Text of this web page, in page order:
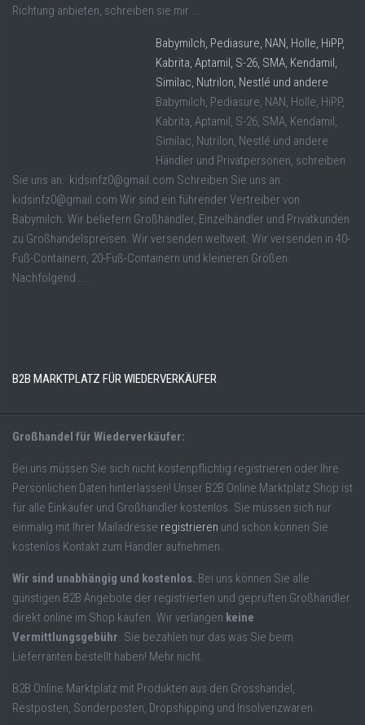
Richtung anbieten, schreiben sie mir ...
Babymilch, Pediasure, NAN, Holle, HiPP,
Kabrita, Aptamil, S-26, SMA, Kendamil,
Similac, Nutrilon, Nestlé und andere
Babymilch, Pediasure, NAN, Holle, HiPP,
Kabrita, Aptamil, S-26, SMA, Kendamil,
Similac, Nutrilon, Nestlé und andere
Händler und Privatpersonen, schreiben
Sie uns an: kidsinfz0@gmail.com Schreiben Sie uns an:
kidsinfz0@gmail.com Wir sind ein führender Vertreiber von
Babymilch. Wir beliefern Großhändler, Einzelhändler und Privatkunden
zu Großhandelspreisen. Wir versenden weltweit. Wir versenden in 40-
Fuß-Containern, 20-Fuß-Containern und kleineren Größen.
Nachfolgend ...
B2B MARKTPLATZ FÜR WIEDERVERKÄUFER
Großhandel für Wiederverkäufer:
Bei uns müssen Sie sich nicht kostenpflichtig registrieren oder Ihre
Persönlichen Daten hinterlassen! Unser B2B Online Marktplatz Shop ist
für alle Einkäufer und Großhändler kostenlos. Sie müssen sich nur
einmalig mit Ihrer Mailadresse registrieren und schon können Sie
kostenlos Kontakt zum Händler aufnehmen.
Wir sind unabhängig und kostenlos. Bei uns können Sie alle
günstigen B2B Angebote der registrierten und geprüften Großhändler
direkt online im Shop kaufen. Wir verlangen keine
Vermittlungsgebühr. Sie bezahlen nur das was Sie beim
Lieferranten bestellt haben! Mehr nicht.
B2B Online Marktplatz mit Produkten aus den Grosshandel,
Restposten, Sonderposten, Dropshipping und Insolvenzwaren.